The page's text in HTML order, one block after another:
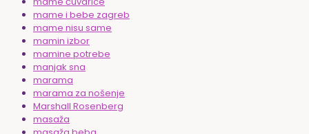
mame i bebe zagreb
mame nisu same
mamin izbor
mamine potrebe
manjak sna
marama
marama za nošenje
Marshall Rosenberg
masaža